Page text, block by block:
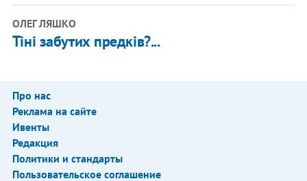
ОЛЕГ ЛЯШКО
Тіні забутих предків?...
Про нас
Реклама на сайте
Ивенты
Редакция
Политики и стандарты
Пользовательское соглашение